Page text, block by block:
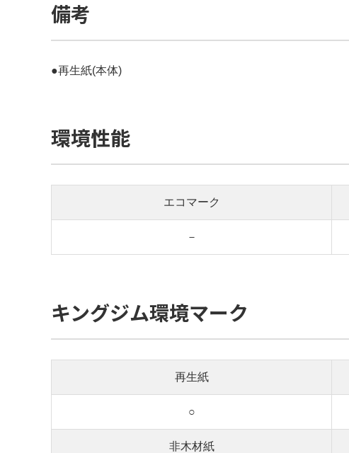
備考
●再生紙(本体)
環境性能
エコマーク
－
キングジム環境マーク
再生紙
○
非木材紙